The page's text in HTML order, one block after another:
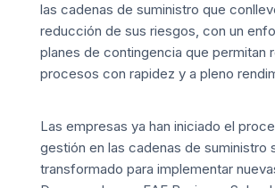
las cadenas de suministro que
reducción de sus riesgos, con un
planes de contingencia que permitan
procesos con rapidez y a pleno
Las empresas ya han iniciado el
gestión en las cadenas de suministro
transformado para implementar